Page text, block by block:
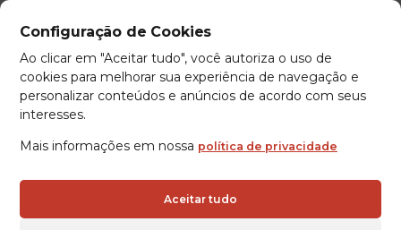
Configuração de Cookies
Ao clicar em "Aceitar tudo", você autoriza o uso de
cookies para melhorar sua experiência de navegação e
personalizar conteúdos e anúncios de acordo com seus
interesses.
Mais informações em nossa política de privacidade
Aceitar tudo